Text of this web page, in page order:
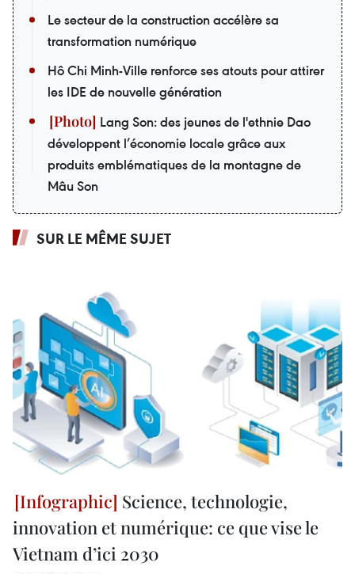
Le secteur de la construction accélère sa
transformation numérique
Hô Chi Minh-Ville renforce ses atouts pour attirer
les IDE de nouvelle génération
Lang Son: des jeunes de l'ethnie Dao
développent l’économie locale grâce aux
produits emblématiques de la montagne de
Mâu Son
SUR LE MÊME SUJET
Science, technologie,
innovation et numérique: ce que vise le
Vietnam d’ici 2030